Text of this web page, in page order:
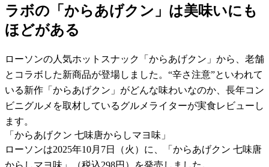
ラボの「からあげクン」は美味いにも
ほどがある
ローソンの人気ホットスナック「からあげクン」から、老舗
とコラボした新商品が登場しました。“辛さ注意”といわれて
いる新作「からあげクン」がどんな味わいなのか、長年コン
ビニグルメを取材しているグルメライターが実食レビューし
ます。
「からあげクン 七味唐からしマヨ味」
ローソンは2025年10月7日（火）に、「からあげクン 七味唐
からしマヨ味」（税込298円）を発売しました。